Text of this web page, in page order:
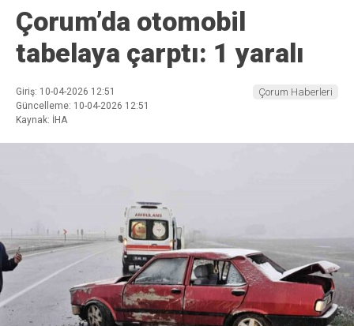
Çorum’da otomobil
tabelaya çarptı: 1 yaralı
Giriş: 10-04-2026 12:51
Güncelleme: 10-04-2026 12:51
Kaynak: İHA
Çorum Haberleri